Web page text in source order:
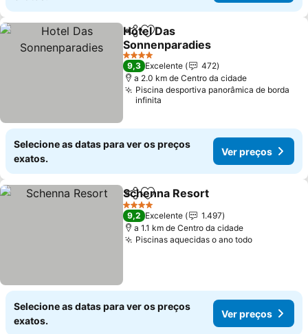
PartilharAdicionar aos favoritos
Hotel Das
Sonnenparadies
4 Estrelas
9,3 Excelente
472
a 2.0 km de Centro da cidade
Piscina desportiva panorâmica de borda
infinita
Selecione as datas para ver os preços
exatos.
Ver preços
PartilharAdicionar aos favoritos
Schenna Resort
4 Estrelas
9,2 Excelente
1.497
a 1.1 km de Centro da cidade
Piscinas aquecidas o ano todo
Selecione as datas para ver os preços
exatos.
Ver preços